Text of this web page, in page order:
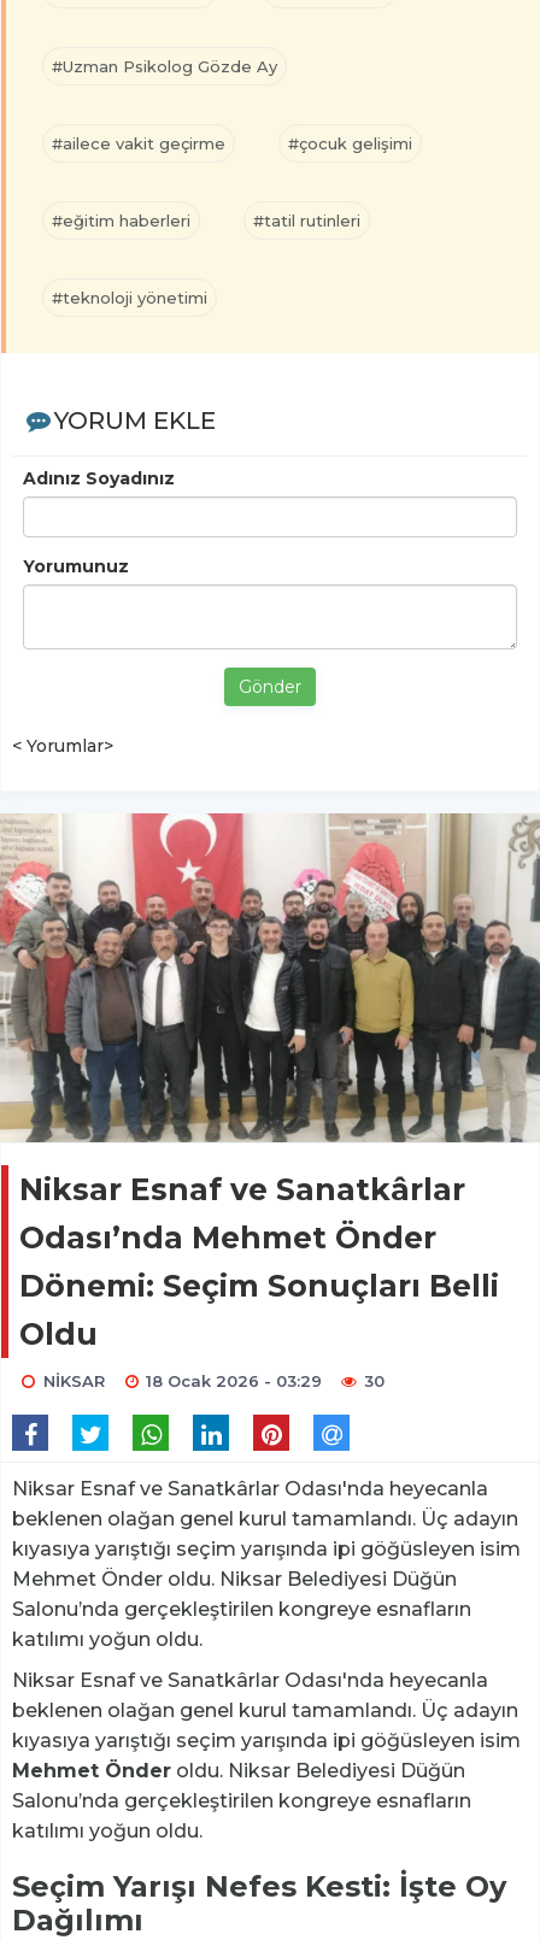
#Uzman Psikolog Gözde Ay
#ailece vakit geçirme #çocuk gelişimi
#eğitim haberleri #tatil rutinleri
#teknoloji yönetimi
YORUM EKLE
Adınız Soyadınız
Yorumunuz
Gönder
< Yorumlar>
Niksar Esnaf ve Sanatkârlar
Odası’nda Mehmet Önder
Dönemi: Seçim Sonuçları Belli
Oldu
NİKSAR 18 Ocak 2026 - 03:29 30
Niksar Esnaf ve Sanatkârlar Odası'nda heyecanla
beklenen olağan genel kurul tamamlandı. Üç adayın
kıyasıya yarıştığı seçim yarışında ipi göğüsleyen isim
Mehmet Önder oldu. Niksar Belediyesi Düğün
Salonu’nda gerçekleştirilen kongreye esnafların
katılımı yoğun oldu.
Niksar Esnaf ve Sanatkârlar Odası'nda heyecanla
beklenen olağan genel kurul tamamlandı. Üç adayın
kıyasıya yarıştığı seçim yarışında ipi göğüsleyen isim
Mehmet Önder oldu. Niksar Belediyesi Düğün
Salonu’nda gerçekleştirilen kongreye esnafların
katılımı yoğun oldu.
Seçim Yarışı Nefes Kesti: İşte Oy
Dağılımı